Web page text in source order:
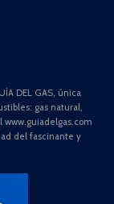
DEL GAS, única
gas natural,
www.guiadelgas.com
del fascinante y